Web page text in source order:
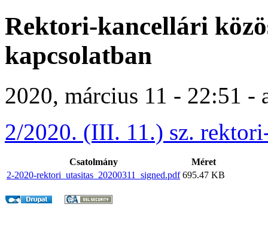
Rektori-kancellári
kapcsolatban
2020, március 11 - 22:51 -
2/2020. (III. 11.) sz.
Csatolmány
Méret
2-2020-rektori_utasitas_20200311_signed.pdf 695.47 KB